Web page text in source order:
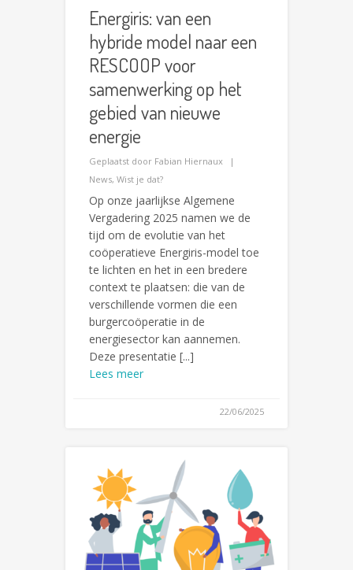
Energiris: van een
hybride model naar een
RESCOOP voor
samenwerking op het
gebied van nieuwe
energie
Geplaatst door Fabian Hiernaux
News, Wist je dat?
Op onze jaarlijkse Algemene
Vergadering 2025 namen we de
tijd om de evolutie van het
coöperatieve Energiris-model toe
te lichten en het in een bredere
context te plaatsen: die van de
verschillende vormen die een
burgercoöperatie in de
energiesector kan aannemen.
Deze presentatie [...]
Lees meer
22/06/2025